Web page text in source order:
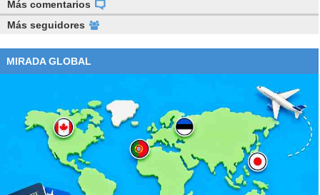
Más comentarios
Más seguidores
MIRADA GLOBAL